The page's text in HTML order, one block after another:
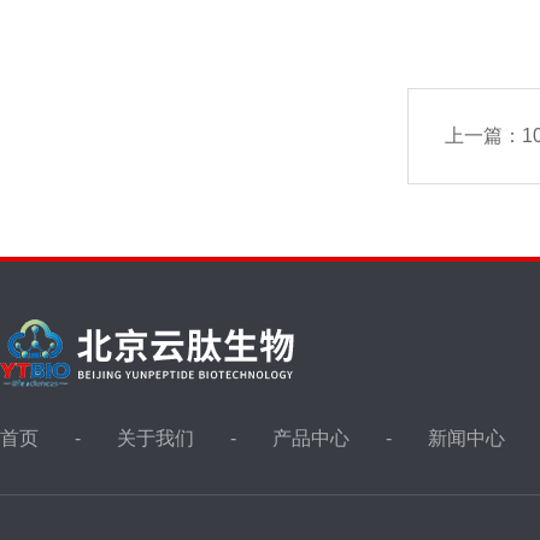
上一篇：
首页 关于我们 产品中心 新闻中心